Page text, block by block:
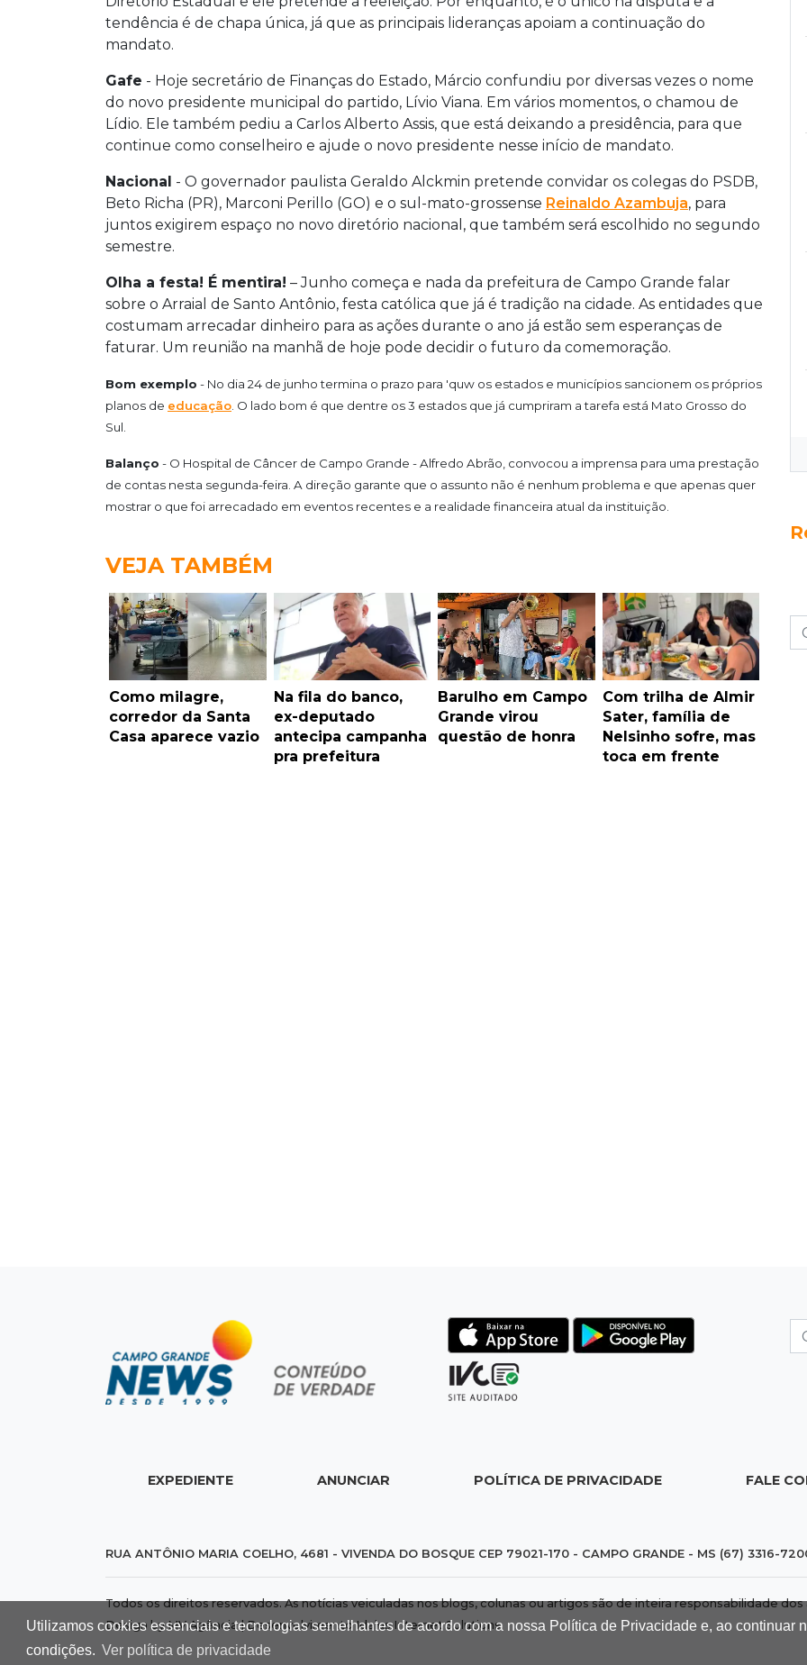
Utilizamos cookies essenciais e tecnologias semelhantes de acordo com a nossa Política de Privacidade e, ao continuar
condições. Ver política de privacidade
tendência é de chapa única, já que as principais lideranças apoiam a continuação do
mandato.
Gafe - Hoje secretário de Finanças do Estado, Márcio confundiu por diversas vezes o nome
do novo presidente municipal do partido, Lívio Viana. Em vários momentos, o chamou de
Lídio. Ele também pediu a Carlos Alberto Assis, que está deixando a presidência, para que
continue como conselheiro e ajude o novo presidente nesse início de mandato.
Nacional - O governador paulista Geraldo Alckmin pretende convidar os colegas do PSDB,
Beto Richa (PR), Marconi Perillo (GO) e o sul-mato-grossense Reinaldo Azambuja, para
juntos exigirem espaço no novo diretório nacional, que também será escolhido no segundo
semestre.
Olha a festa! É mentira! – Junho começa e nada da prefeitura de Campo Grande falar
sobre o Arraial de Santo Antônio, festa católica que já é tradição na cidade. As entidades que
costumam arrecadar dinheiro para as ações durante o ano já estão sem esperanças de
faturar. Um reunião na manhã de hoje pode decidir o futuro da comemoração.
Bom exemplo - No dia 24 de junho termina o prazo para 'quw os estados e municípios sancionem os próprios
planos de educação . O lado bom é que dentre os 3 estados que já cumpriram a tarefa está Mato Grosso do
Sul.
Balanço - O Hospital de Câncer de Campo Grande - Alfredo Abrão, convocou a imprensa para uma prestação
de contas nesta segunda-feira. A direção garante que o assunto não é nenhum problema e que apenas quer
mostrar o que foi arrecadado em eventos recentes e a realidade financeira atual da instituição.
VEJA TAMBÉM
Como milagre,
corredor da Santa
Casa aparece vazio
Na fila do banco,
ex-deputado
antecipa campanha
pra prefeitura
Barulho em Campo
Grande virou
questão de honra
Com trilha de Almir
Sater, família de
Nelsinho sofre, mas
toca em frente
EXPEDIENTE ANUNCIAR POLÍTICA DE PRIVACIDADE FALE
RUA ANTÔNIO MARIA COELHO, 4681 - VIVENDA DO BOSQUE CEP 79021-170 - CAMPO GRANDE - MS (67) 3316-
Todos os direitos reservados. As notícias veiculadas nos blogs, colunas ou artigos são de inteira responsabilidade
Design by MV Agência | DesenvolvimentoIdalus Internet Solutions.